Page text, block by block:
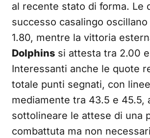
al recente stato di forma. Le
successo casalingo oscillano
1.80, mentre la vittoria
Dolphins si attesta tra 2.00
Interessanti anche le quote
totale punti segnati, con
mediamente tra 43.5 e 45.5,
sottolineare le attese di una
combattuta ma non